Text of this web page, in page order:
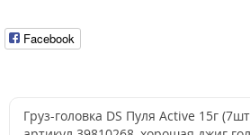
Facebook
Груз-головка DS Пуля Active 15г